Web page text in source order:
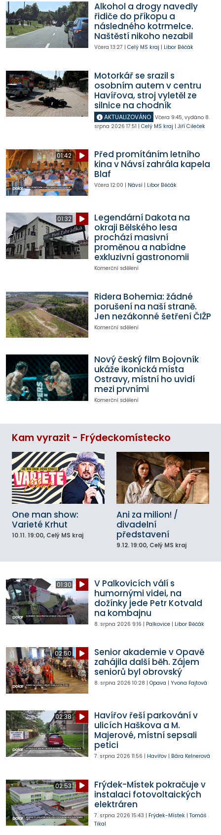
Alkohol a drogy navedly
řidiče do příkopu a
následného kotrmelce.
Naštěstí nikoho nezabil
Včera 13:27 | Celý MS kraj | Libor Běčák
Motorkář se srazil s
osobním autem v centru
Havířova, stroj vyletěl ze
silnice na chodník
AKTUALIZOVÁNO Včera 9:45, vydáno 8.
srpna 2026 17:51 | Celý MS kraj | Jiří Cileček
01:42
Před promítáním letního
kina v Návsí zahrála kapela
Blaf
Včera 12:00 | Návsí| Libor Běčák
01:32
Legendární Dakota na
okraji Bělského lesa
prochází masivní
proměnou a nabídne
exkluzivní gastronomii
Komerční sdělení
Ridera Bohemia: žádné
porušení na naší straně.
Jen nezákonné šetření ČIŽP
Komerční sdělení
Nový český film Bojovník
ukáže ikonická místa
Ostravy, místní ho uvidí
mezi prvními
Komerční sdělení
Kam vyrazit - Frýdeckomístecko
One man show:
Varieté Krhut
10.11. 19:00, Celý MS kraj
Ani za milion! /
divadelní
představení
9.12. 19:00, Celý MS kraj
01:30
V Palkovicích válí s
humornými videi, na
dožínky jede Petr Kotvald
na kombajnu
8. srpna 2026 9:16 | Palkovice| Libor Běčák
02:50
Senior akademie v Opavě
zahájila další běh. Zájem
seniorů byl obrovský
8. srpna 2026 10:28 | Opava | Yvona Fajtová
02:38
Havířov řeší parkování v
ulicích Haškova a M.
Majerové, místní sepsali
petici
7. srpna 2026 11:56 | Havířov| Bára Kelnerová
02:53
Frýdek-Místek pokračuje v
instalaci fotovoltaických
elektráren
7. srpna 2026 15:43 | Frýdek-Místek| Tomáš
Tikal